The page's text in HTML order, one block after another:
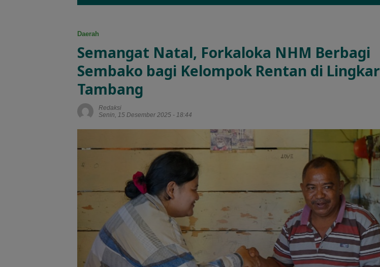
Daerah
Semangat Natal, Forkaloka NHM Berbagi
Sembako bagi Kelompok Rentan di Lingkar
Tambang
Redaksi
Senin, 15 Desember 2025 - 18:44